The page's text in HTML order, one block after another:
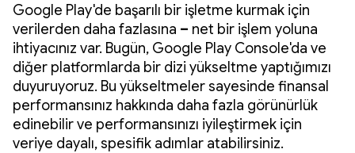
Google Play'de başarılı bir işletme kurmak için
verilerden daha fazlasına – net bir işlem yoluna
ihtiyacınız var. Bugün, Google Play Console'da ve
diğer platformlarda bir dizi yükseltme yaptığımızı
duyuruyoruz. Bu yükseltmeler sayesinde finansal
performansınız hakkında daha fazla görünürlük
edinebilir ve performansınızı iyileştirmek için
veriye dayalı, spesifik adımlar atabilirsiniz.